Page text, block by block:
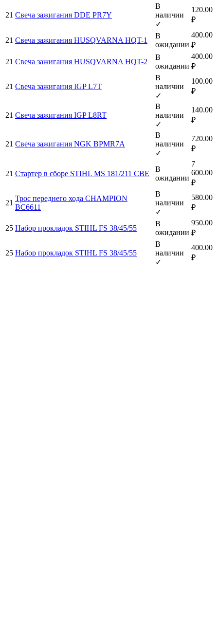
21 Свеча зажигания DDE PR7Y
В
наличии
✓
120.00
₽
21 Свеча зажигания HUSQVARNA HQT-1
В
ожидании
400.00
₽
21 Свеча зажигания HUSQVARNA HQT-2
В
ожидании
400.00
₽
21 Свеча зажигания IGP L7T
В
наличии
✓
100.00
₽
21 Свеча зажигания IGP L8RT
В
наличии
✓
140.00
₽
21 Свеча зажигания NGK BPMR7A
В
наличии
✓
720.00
₽
21 Стартер в сборе STIHL MS 181/211 CBE
В
ожидании
7
600.00
₽
21
Трос переднего хода CHAMPION
BC6611
В
наличии
✓
580.00
₽
25 Набор прокладок STIHL FS 38/45/55
В
ожидании
950.00
₽
25 Набор прокладок STIHL FS 38/45/55
В
наличии
✓
400.00
₽